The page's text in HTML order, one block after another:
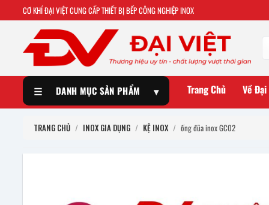
CƠ KHÍ ĐẠI VIỆT CUNG CẤP THIẾT BỊ BẾP CÔNG NGHIỆP INOX
☰ DANH MỤC SẢN PHẨM ▾ Trang Chủ Về
TRANG CHỦ / INOX GIA DỤNG / KỆ INOX / ống đũa inox GC02